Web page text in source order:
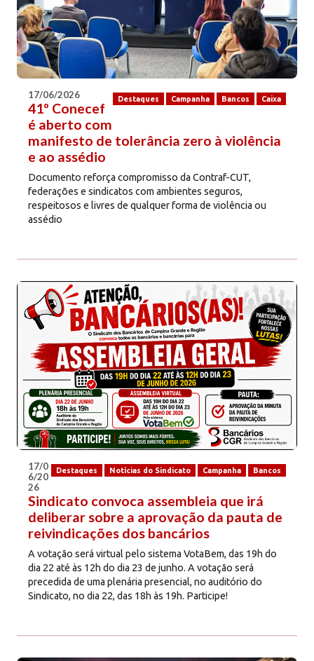
Destaques Campanha Bancos Caixa
17/06/2026
41º Conecef
é aberto com
manifesto de tolerância zero à violência
e ao assédio
Documento reforça compromisso da Contraf-CUT,
federações e sindicatos com ambientes seguros,
respeitosos e livres de qualquer forma de violência ou
assédio
Destaques Notícias do Sindicato Campanha Bancos
17/0
6/20
26
Sindicato convoca assembleia que irá
deliberar sobre a aprovação da pauta de
reivindicações dos bancários
A votação será virtual pelo sistema VotaBem, das 19h do
dia 22 até às 12h do dia 23 de junho. A votação será
precedida de uma plenária presencial, no auditório do
Sindicato, no dia 22, das 18h às 19h. Participe!